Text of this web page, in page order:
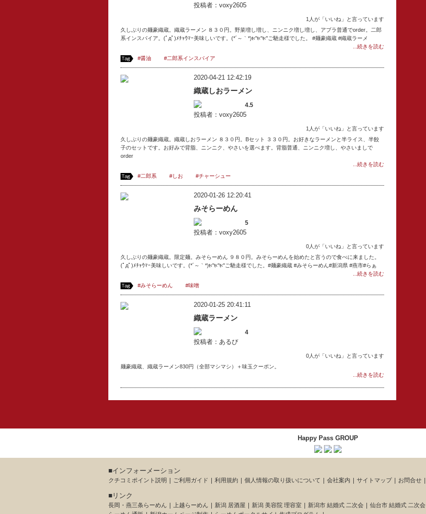
投稿者：voxy2605
1人が「いいね」と言っています
久しぶりの麺豪織蔵。織蔵ラーメン ８３０円。野菜増し増し、ニンニク増し増し、アブラ普通でorder。二郎
系インスパイア。(ﾟдﾟ)ﾒﾁｬｳﾏｰ美味しいです。(*´～｀*)ŧ‹"ŧ‹"ŧ‹"ご馳走様でした。 #麺豪織蔵 #織蔵ラーメ
...続きを読む
#醤油
#二郎系インスパイア
2020-04-21 12:42:19
織蔵しおラーメン
4.5
投稿者：voxy2605
1人が「いいね」と言っています
久しぶりの麺豪織蔵。‪織蔵しおラーメン ８３０円。Bセット ３３０円。お好きなラーメンと半ライス、半餃
子のセットです。お好みで背脂、ニンニク、やさいを選べます。背脂普通、ニンニク増し、やさいましで
order
...続きを読む
#二郎系
#しお #チャーシュー
2020-01-26 12:20:41
みそらーめん
5
投稿者：voxy2605
0人が「いいね」と言っています
久しぶりの麺豪織蔵。限定麺。みそらーめん ９８０円。みそらーめんを始めたと言うので食べに来ました。
(ﾟдﾟ)ﾒﾁｬｳﾏｰ美味しいです。(*´～｀*)ŧ‹"ŧ‹"ŧ‹"ご馳走様でした。#麺豪織蔵 #みそらーめん#新潟県 #燕市#らぁ
...続きを読む
#みそらーめん
#味噌
2020-01-25 20:41:11
織蔵ラーメン
4
投稿者：あるび
0人が「いいね」と言っています
麺豪織蔵、織蔵ラーメン830円（全部マシマシ）＋味玉クーポン。
...続きを読む
Happy Pass GROUP
■インフォーメーション
クチコミポイント説明 ご利用ガイド 利用規約 個人情報の取り扱いについて 会社案内 サイトマップ お問合せ
■リンク
長岡・燕三条らーめん 上越らーめん 新潟 居酒屋 新潟 美容院 理容室 新潟市 結婚式 二次会 仙台市 結婚式 二次会